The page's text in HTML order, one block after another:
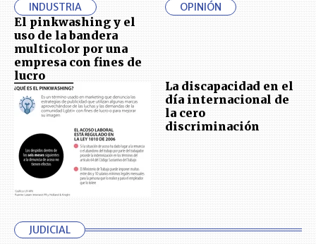
INDUSTRIA
El pinkwashing y el
uso de la bandera
multicolor por una
empresa con fines de
lucro
OPINIÓN
La discapacidad en el
día internacional de
la cero
discriminación
JUDICIAL